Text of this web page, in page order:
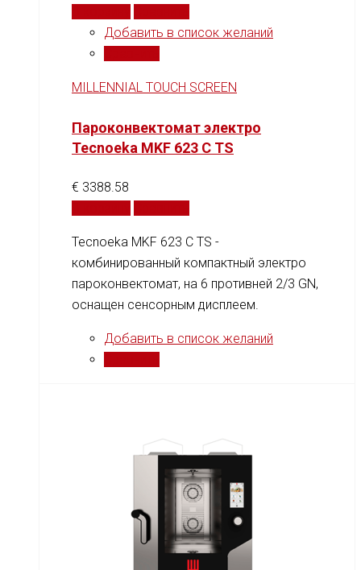
Добавить в список желаний
MILLENNIAL TOUCH SCREEN
Пароконвектомат электро
Tecnoeka MKF 623 C TS
€ 3388.58
Tecnoeka MKF 623 C TS -
комбинированный компактный электро
пароконвектомат, на 6 противней 2/3 GN,
оснащен сенсорным дисплеем.
Добавить в список желаний